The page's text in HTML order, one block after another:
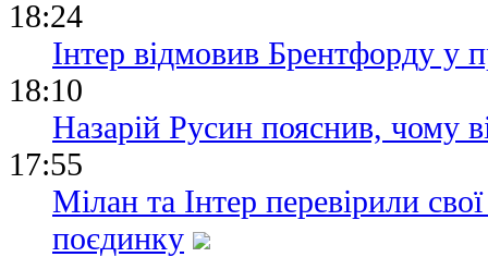
18:24
Інтер відмовив Брентфорду у
18:10
Назарій Русин пояснив, чому
17:55
Мілан та Інтер перевірили
поєдинку